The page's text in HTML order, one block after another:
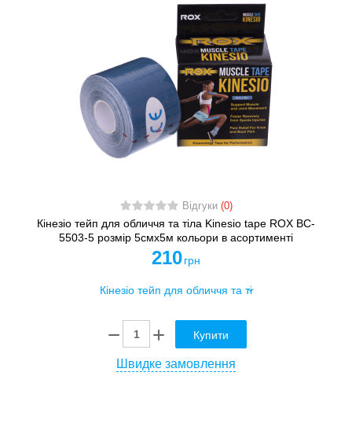
Відгуки (0)
Кінезіо тейп для обличчя та тіла Kinesio tape ROX BC-
5503-5 розмір 5смх5м кольори в асортименті
210 грн
Купити
Швидке замовлення